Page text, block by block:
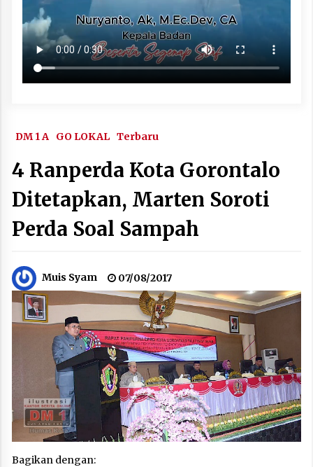
DM 1 A GO LOKAL Terbaru
4 Ranperda Kota Gorontalo
Ditetapkan, Marten Soroti
Perda Soal Sampah
Muis Syam 07/08/2017
Bagikan dengan: